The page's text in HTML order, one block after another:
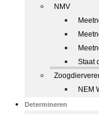
NMV
Staat
NEM
Determineren